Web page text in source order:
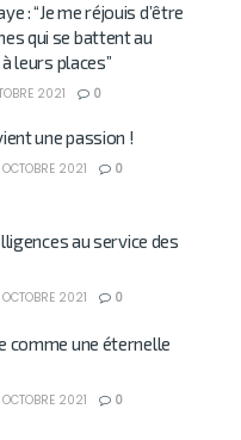
: “Je me réjouis d’être
qui se battent au
leurs places”
2021 0
une passion !
2021 0
au service des
2021 0
comme une éternelle
2021 0